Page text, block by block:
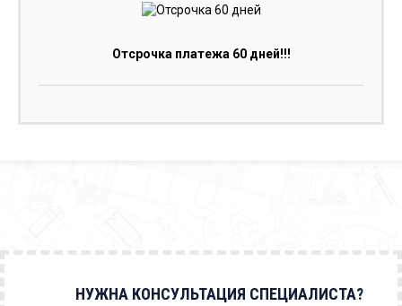
Отсрочка платежа 60 дней!!!
НУЖНА КОНСУЛЬТАЦИЯ СПЕЦИАЛИСТА?